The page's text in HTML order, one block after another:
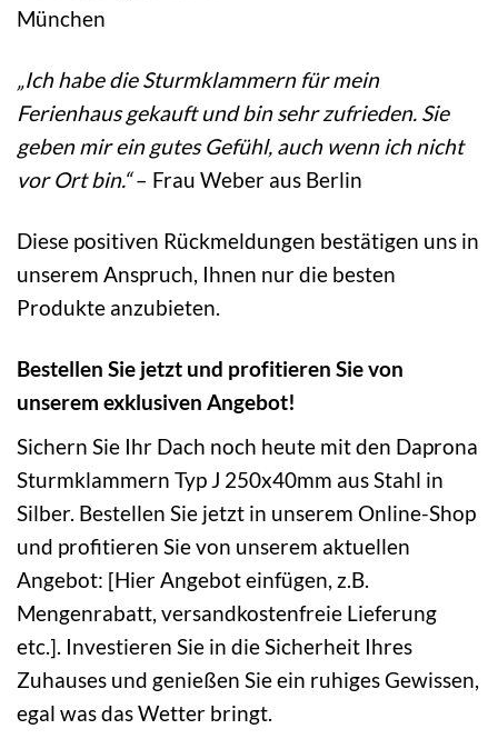
München
„Ich habe die Sturmklammern für mein
Ferienhaus gekauft und bin sehr zufrieden. Sie
geben mir ein gutes Gefühl, auch wenn ich nicht
vor Ort bin.“– Frau Weber aus Berlin
Diese positiven Rückmeldungen bestätigen uns in
unserem Anspruch, Ihnen nur die besten
Produkte anzubieten.
Bestellen Sie jetzt und profitieren Sie von
unserem exklusiven Angebot!
Sichern Sie Ihr Dach noch heute mit den Daprona
Sturmklammern Typ J 250x40mm aus Stahl in
Silber. Bestellen Sie jetzt in unserem Online-Shop
und profitieren Sie von unserem aktuellen
Angebot: [Hier Angebot einfügen, z.B.
Mengenrabatt, versandkostenfreie Lieferung
etc.]. Investieren Sie in die Sicherheit Ihres
Zuhauses und genießen Sie ein ruhiges Gewissen,
egal was das Wetter bringt.